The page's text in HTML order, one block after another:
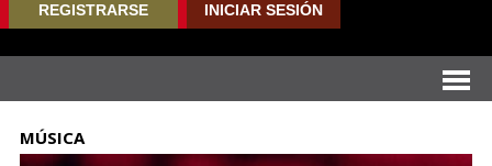
REGISTRARSE INICIAR SESIÓN
MÚSICA